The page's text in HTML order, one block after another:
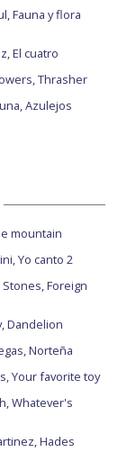
Fauna y flora
El cuatro
Thrasher
Azulejos
mountain
Yo canto 2
Foreign
Dandelion
Norteña
Your favorite toy
Whatever's
Hades